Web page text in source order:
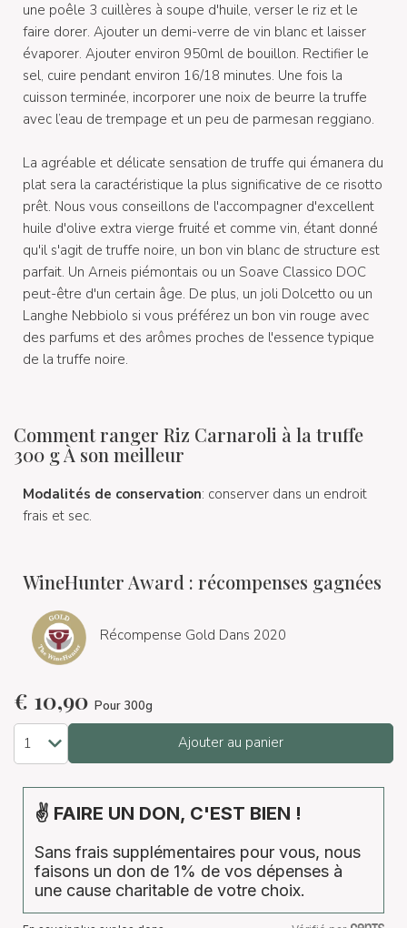
une poêle 3 cuillères à soupe d'huile, verser le riz et le
faire dorer. Ajouter un demi-verre de vin blanc et laisser
évaporer. Ajouter environ 950ml de bouillon. Rectifier le
sel, cuire pendant environ 16/18 minutes. Une fois la
cuisson terminée, incorporer une noix de beurre la truffe
avec l’eau de trempage et un peu de parmesan reggiano.
La agréable et délicate sensation de truffe qui émanera du
plat sera la caractéristique la plus significative de ce risotto
prêt. Nous vous conseillons de l'accompagner d'excellent
huile d'olive extra vierge fruité et comme vin, étant donné
qu'il s'agit de truffe noire, un bon vin blanc de structure est
parfait. Un Arneis piémontais ou un Soave Classico DOC
peut-être d'un certain âge. De plus, un joli Dolcetto ou un
Langhe Nebbiolo si vous préférez un bon vin rouge avec
des parfums et des arômes proches de l'essence typique
de la truffe noire.
Comment ranger Riz Carnaroli à la truffe
300 g À son meilleur
Modalités de conservation: conserver dans un endroit
frais et sec.
WineHunter Award : récompenses gagnées
Récompense Gold Dans 2020
€ 10,90 Pour 300g
Ajouter au panier
✌ FAIRE UN DON, C'EST BIEN !
Sans frais supplémentaires pour vous, nous
faisons un don de 1% de vos dépenses à
une cause charitable de votre choix.